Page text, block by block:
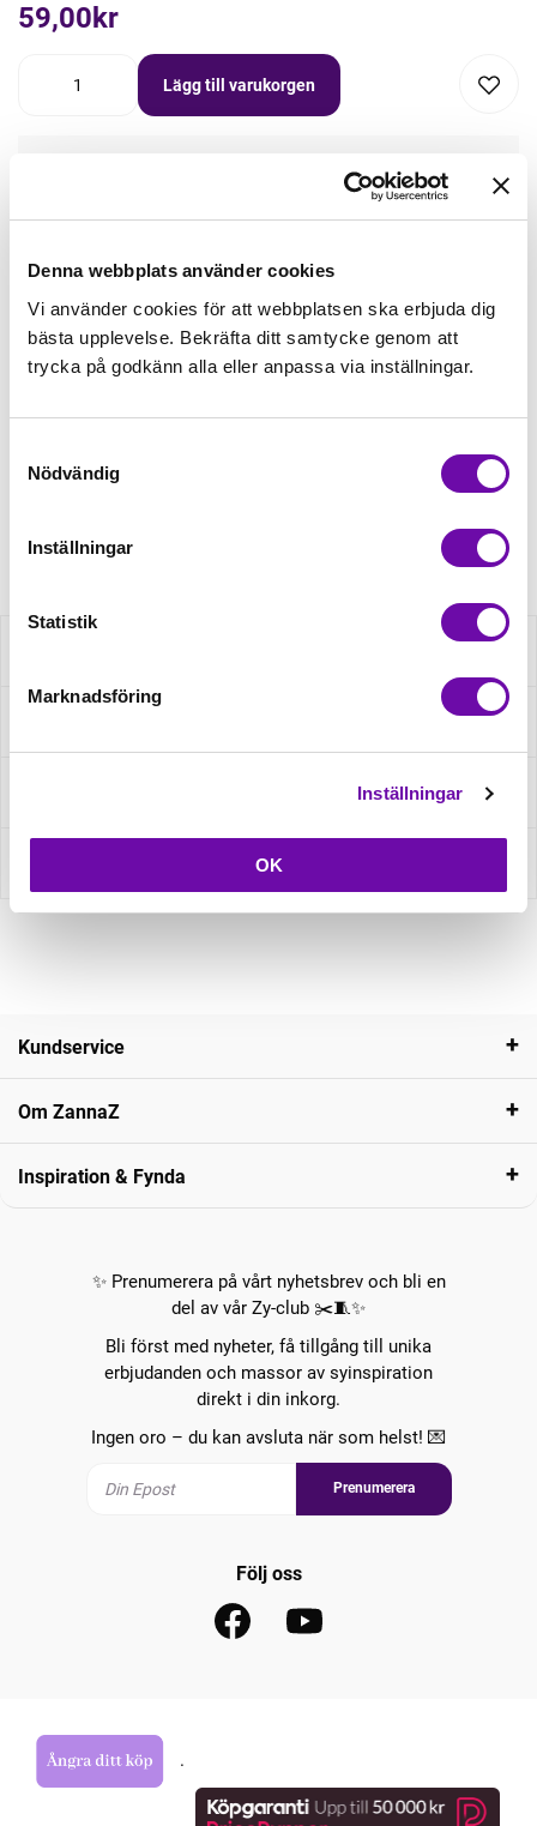
Denna webbplats använder cookies
Vi använder cookies för att webbplatsen ska erbjuda dig
bästa upplevelse. Bekräfta ditt samtycke genom att
trycka på godkänn alla eller anpassa via inställningar.
Nödvändig
Inställningar
Statistik
Marknadsföring
Inställningar
OK
59,00kr
Lägg till varukorgen
Lägg först önskad mängd i varukorgen,
välj sedan matchande tillbehör
Tråd matchande +45,00kr
Enfärgat matchande +49,00kr
Minsta beställning: 1 st
Kundservice
Om ZannaZ
Inspiration & Fynda
✨ Prenumerera på vårt nyhetsbrev och bli en
del av vår Zy-club ✂️🧵✨
Bli först med nyheter, få tillgång till unika
erbjudanden och massor av syinspiration
direkt i din inkorg.
Ingen oro – du kan avsluta när som helst! 💌
Prenumerera
Följ oss
.